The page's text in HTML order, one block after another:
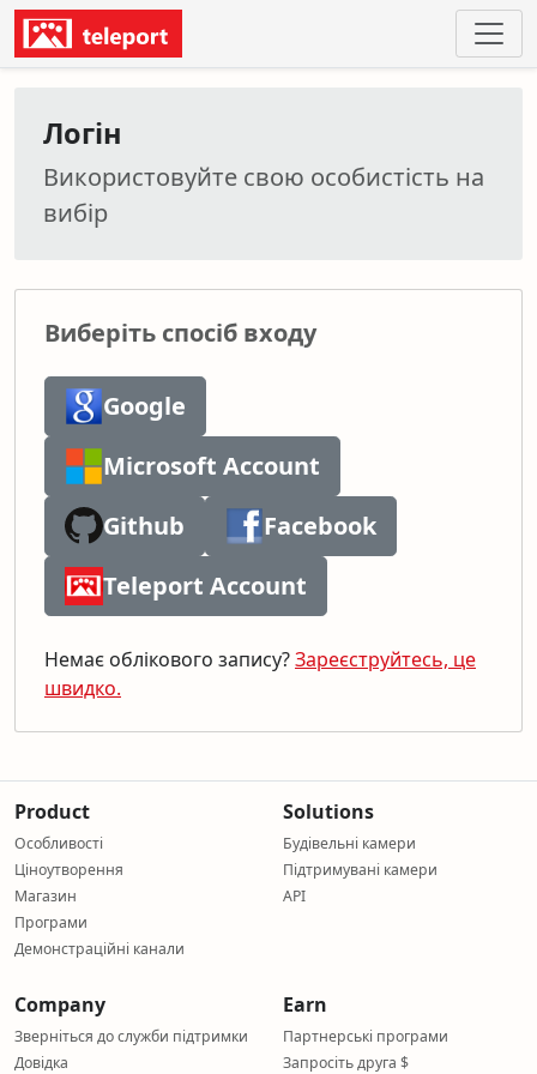
Логін
Використовуйте свою особистість на
вибір
Виберіть спосіб входу
Google
Microsoft Account
Github
Facebook
Teleport Account
Немає облікового запису?Зареєструйтесь, це
швидко.
Product
Особливості
Ціноутворення
Магазин
Програми
Демонстраційні канали
Solutions
Будівельні камери
Підтримувані камери
API
Company
Зверніться до служби підтримки
Довідка
Earn
Партнерські програми
Запросіть друга $